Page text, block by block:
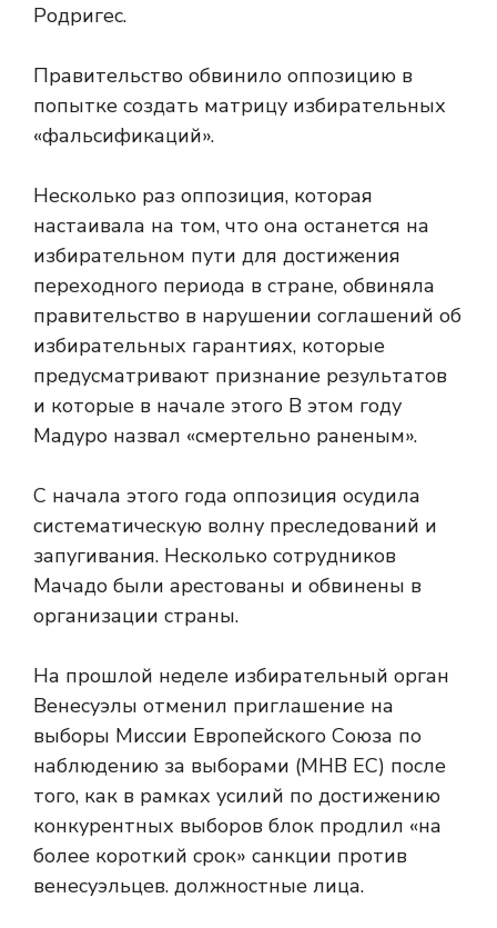
Родригес.
Правительство обвинило оппозицию в
попытке создать матрицу избирательных
«фальсификаций».
Несколько раз оппозиция, которая
настаивала на том, что она останется на
избирательном пути для достижения
переходного периода в стране, обвиняла
правительство в нарушении соглашений об
избирательных гарантиях, которые
предусматривают признание результатов
и которые в начале этого В этом году
Мадуро назвал «смертельно раненым».
С начала этого года оппозиция осудила
систематическую волну преследований и
запугивания. Несколько сотрудников
Мачадо были арестованы и обвинены в
организации страны.
На прошлой неделе избирательный орган
Венесуэлы отменил приглашение на
выборы Миссии Европейского Союза по
наблюдению за выборами (МНВ ЕС) после
того, как в рамках усилий по достижению
конкурентных выборов блок продлил «на
более короткий срок» санкции против
венесуэльцев. должностные лица.